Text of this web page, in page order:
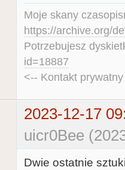
Moje skany
https://archive.org/
Potrzebujesz
id=18887
<-- Kontakt
2023-12-17
uicr0Bee
Dwie ostatnie